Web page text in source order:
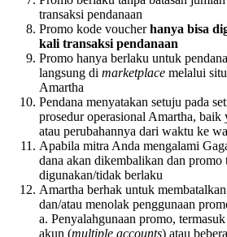
transaksi pendanaan
Promo kode voucherhanya bisa
kali transaksi pendanaan
Promo hanya berlaku untuk
langsung di marketplace melalui
Amartha
Pendana menyatakan setuju pada
prosedur operasional Amartha, baik
atau perubahannya dari waktu ke
Apabila mitra Anda mengalami
dana akan dikembalikan dan promo
digunakan/tidak berlaku
Amartha berhak untuk
dan/atau menolak penggunaan
a. Penyalahgunaan promo,
akun (multiple accounts) atau